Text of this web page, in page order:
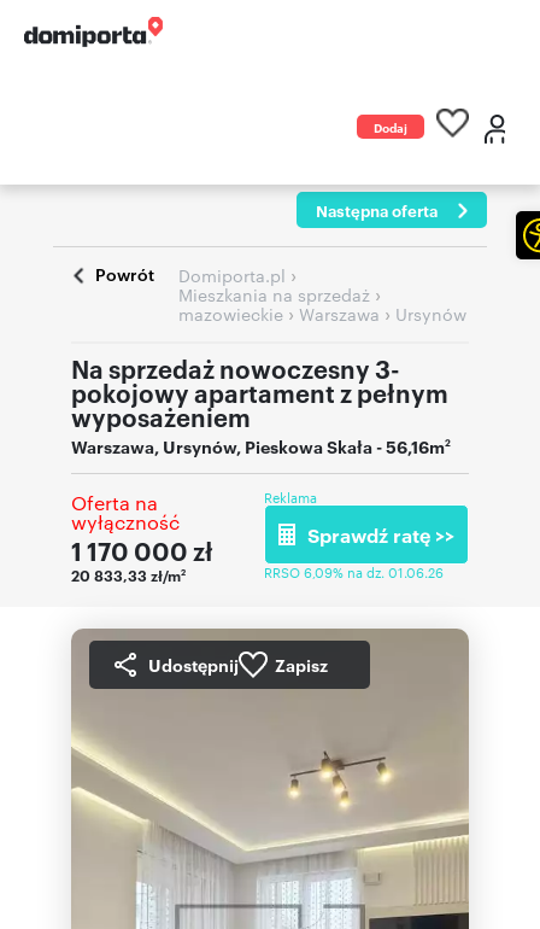
Dodaj
Następna oferta
Powrót Domiporta.pl ›
Mieszkania na sprzedaż ›
mazowieckie › Warszawa › Ursynów
Na sprzedaż nowoczesny 3-
pokojowy apartament z pełnym
wyposażeniem
Warszawa, Ursynów, Pieskowa Skała- 56,16m2
Oferta na
wyłączność
1 170 000 zł
20 833,33 zł/m2
Reklama
Sprawdź ratę >>
RRSO 6,09% na dz. 01.06.26
Udostępnij Zapisz